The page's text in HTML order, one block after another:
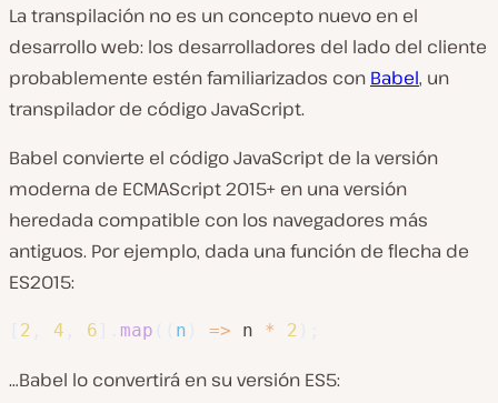
La transpilación no es un concepto nuevo en el
desarrollo web: los desarrolladores del lado del cliente
probablemente estén familiarizados con Babel, un
transpilador de código JavaScript.
Babel convierte el código JavaScript de la versión
moderna de ECMAScript 2015+ en una versión
heredada compatible con los navegadores más
antiguos. Por ejemplo, dada una función de flecha de
ES2015:
2 4 6 map n => n * 2
…Babel lo convertirá en su versión ES5: